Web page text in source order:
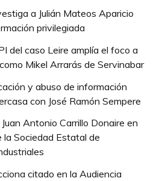
a Julián Mateos Aparicio
privilegiada
del caso Leire amplía el foco a
Mikel Arrarás de Servinabar
y abuso de información
con José Ramón Sempere
Antonio Carrillo Donaire en
la Sociedad Estatal de
citado en la Audiencia